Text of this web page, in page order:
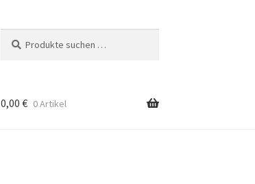
nach:
0,00 € 0 Artikel